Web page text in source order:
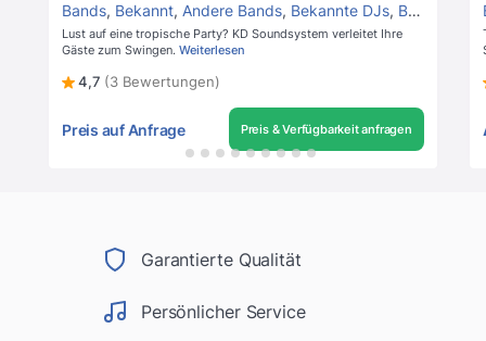
Bands, Bekannt, Andere Bands, Bekannte DJs, Bekannte Künstler
Lust auf eine tropische Party? KD Soundsystem verleitet Ihre
Gäste zum Swingen. Weiterlesen
4,7 (3 Bewertungen)
Preis auf Anfrage Preis & Verfügbarkeit anfragen
Garantierte Qualität
Persönlicher Service